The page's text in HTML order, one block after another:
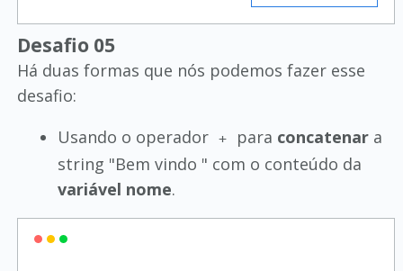
Desafio 05
Há duas formas que nós podemos fazer esse
desafio:
Usando o operador
+ para concatenar a
string "Bem vindo " com o conteúdo da
variável nome.